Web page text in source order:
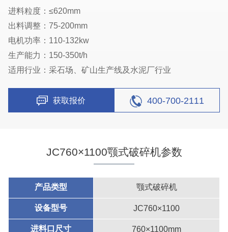
进料粒度：≤620mm
出料调整：75-200mm
电机功率：110-132kw
生产能力：150-350t/h
适用行业：采石场、矿山生产线及水泥厂行业
获取报价 400-700-2111
JC760×1100颚式破碎机参数
产品类型 颚式破碎机
设备型号 JC760×1100
进料口尺寸 760×1100mm